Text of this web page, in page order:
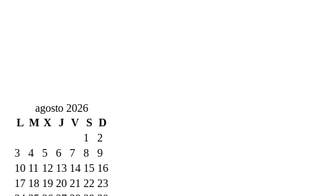
agosto 2026
L M X J V S D
1
2
3
4 5 6 7 8
9
10 11 12 13 14 15 16
17 18 19 20 21 22 23